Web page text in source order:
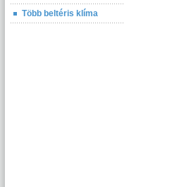
Több beltéris klíma